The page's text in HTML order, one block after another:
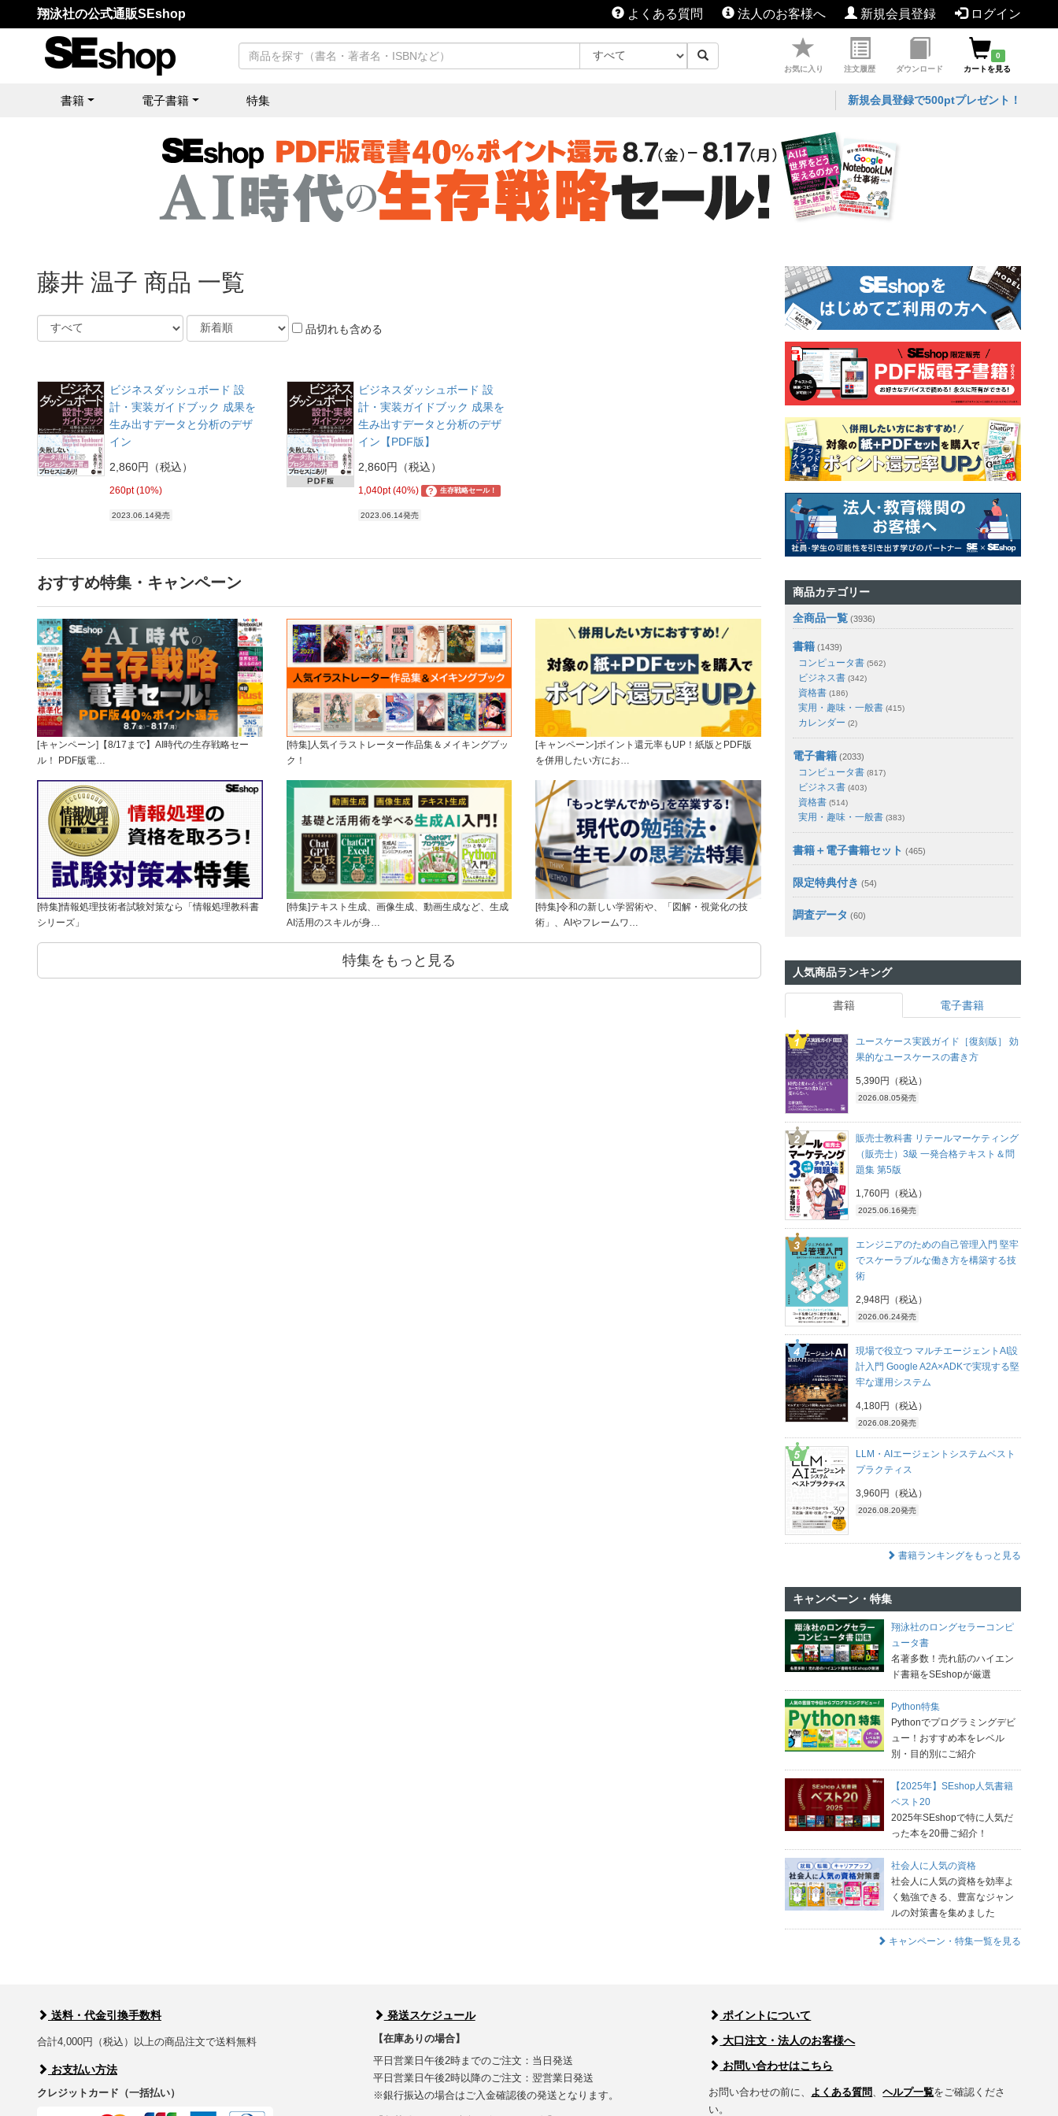
翔泳社の公式通販SEshop よくある質問 法人のお客様へ 新規会員登録 ログイン
お気に入り 注文履歴 ダウンロード
0
カートを見る
書籍 電子書籍 特集 新規会員登録で500ptプレゼント！
藤井 温子 商品 一覧
品切れも含める
ビジネスダッシュボード 設
計・実装ガイドブック 成果を
生み出すデータと分析のデザ
イン
2,860円（税込）
260pt (10%)
2023.06.14発売
ビジネスダッシュボード 設
計・実装ガイドブック 成果を
生み出すデータと分析のデザ
イン【PDF版】
2,860円（税込）
1,040pt (40%) ? 生存戦略セール！
2023.06.14発売
おすすめ特集・キャンペーン
[キャンペーン]【8/17まで】AI時代の生存戦略セー
ル！ PDF版電…
[特集]人気イラストレーター作品集＆メイキングブッ
ク！
[キャンペーン]ポイント還元率もUP！紙版とPDF版
を併用したい方にお…
[特集]情報処理技術者試験対策なら「情報処理教科書
シリーズ」
[特集]テキスト生成、画像生成、動画生成など、生成
AI活用のスキルが身…
[特集]令和の新しい学習術や、「図解・視覚化の技
術」、AIやフレームワ…
特集をもっと見る
商品カテゴリー
全商品一覧 (3936)
書籍 (1439)
コンピュータ書 (562)
ビジネス書 (342)
資格書 (186)
実用・趣味・一般書 (415)
カレンダー (2)
電子書籍 (2033)
コンピュータ書 (817)
ビジネス書 (403)
資格書 (514)
実用・趣味・一般書 (383)
書籍＋電子書籍セット (465)
限定特典付き (54)
調査データ (60)
人気商品ランキング
書籍 電子書籍
ユースケース実践ガイド［復刻版］ 効
果的なユースケースの書き方
5,390円（税込）
2026.08.05発売
販売士教科書 リテールマーケティング
（販売士）3級 一発合格テキスト＆問
題集 第5版
1,760円（税込）
2025.06.16発売
エンジニアのための自己管理入門 堅牢
でスケーラブルな働き方を構築する技
術
2,948円（税込）
2026.06.24発売
現場で役立つ マルチエージェントAI設
計入門 Google A2A×ADKで実現する堅
牢な運用システム
4,180円（税込）
2026.08.20発売
LLM・AIエージェントシステムベスト
プラクティス
3,960円（税込）
2026.08.20発売
書籍ランキングをもっと見る
キャンペーン・特集
翔泳社のロングセラーコンピ
ュータ書
名著多数！売れ筋のハイエン
ド書籍をSEshopが厳選
Python特集
Pythonでプログラミングデビ
ュー！おすすめ本をレベル
別・目的別にご紹介
【2025年】SEshop人気書籍
ベスト20
2025年SEshopで特に人気だ
った本を20冊ご紹介！
社会人に人気の資格
社会人に人気の資格を効率よ
く勉強できる、豊富なジャン
ルの対策書を集めました
キャンペーン・特集一覧を見る
送料・代金引換手数料
合計4,000円（税込）以上の商品注文で送料無料
お支払い方法
クレジットカード（一括払い）
発送スケジュール
【在庫ありの場合】
平日営業日午後2時までのご注文：当日発送
平日営業日午後2時以降のご注文：翌営業日発送
※銀行振込の場合はご入金確認後の発送となります。
ポイントについて
大口注文・法人のお客様へ
お問い合わせはこちら
お問い合わせの前に、 よくある質問、ヘルプ一覧をご確認くださ
い。